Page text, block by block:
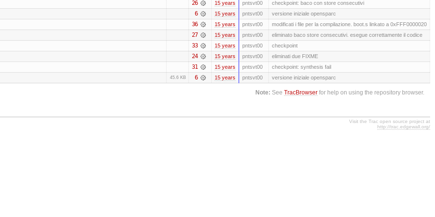
26 15 years pntsvt00 checkpoint: baco con store consecutivi
6 15 years pntsvt00 versione iniziale opensparc
36 15 years pntsvt00 modificati i file per la compilazione. boot.s linkato a 0xFFF0000020
27 15 years pntsvt00 eliminato baco store consecutivi. esegue correttamente il codice
33 15 years pntsvt00 checkpoint
24 15 years pntsvt00 eliminati due FIXME
31 15 years pntsvt00 checkpoint: synthesis fail
45.6 KB 6 15 years pntsvt00 versione iniziale opensparc
Note: SeeTracBrowser for help on using the repository browser.
Visit the Trac open source project at
http://trac.edgewall.org/